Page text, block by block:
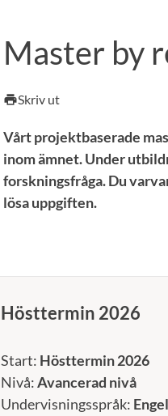
Master by
printSkriv ut
Vårt projektbaserade
inom ämnet. Under
forskningsfråga. Du
lösa uppgiften.
Hösttermin 2026
Start: Hösttermin 2026
Nivå:Avancerad nivå
Undervisningsspråk: